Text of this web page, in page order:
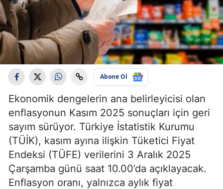
Abone Ol
Ekonomik dengelerin ana belirleyicisi olan
enflasyonun Kasım 2025 sonuçları için geri
sayım sürüyor. Türkiye İstatistik Kurumu
(TÜİK), kasım ayına ilişkin Tüketici Fiyat
Endeksi (TÜFE) verilerini 3 Aralık 2025
Çarşamba günü saat 10.00’da açıklayacak.
Enflasyon oranı, yalnızca aylık fiyat